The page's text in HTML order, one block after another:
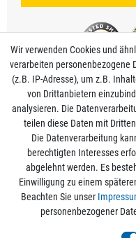
Mein Konto
Informationen
Rechtliche Angaben
Wir verwenden Cookies und
verarbeiten personenbezogene
(z.B. IP-Adresse), um z.B.
von Drittanbietern
analysieren. Die
teilen diese Daten mit
Die Datenverarbeitung
berechtigten Interesses
abgelehnt werden. Es
Einwilligung zu einem
Beachten Sie unser
personenbezogener